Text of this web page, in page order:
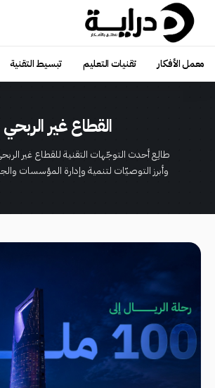
معمل الأفكار تقنيات التعليم تبسيط التقنية
القطاع غير الربحي
طالِع أحدث التوجّهات التقنية للقطاع غير
وأبرز التوصيّات لتنمية وإدارة المؤسسات